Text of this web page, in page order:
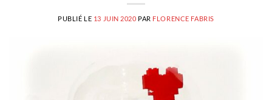
PUBLIÉ LE 13 JUIN 2020 PAR FLORENCE FABRIS